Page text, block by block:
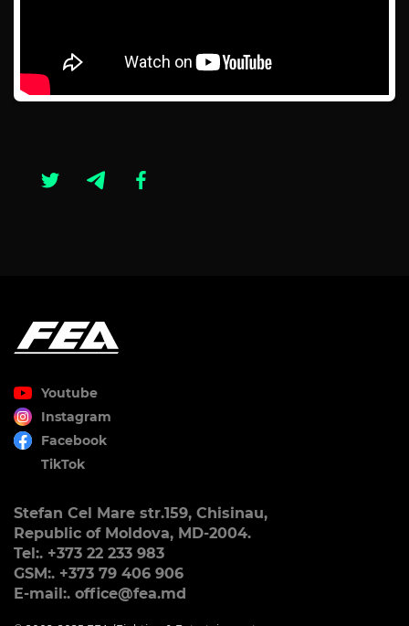
Youtube
Instagram
Facebook
TikTok
Stefan Cel Mare str.159, Chisinau,
Republic of Moldova, MD-2004.
Tel:. +373 22 233 983
GSM:. +373 79 406 906
E-mail:. office@fea.md